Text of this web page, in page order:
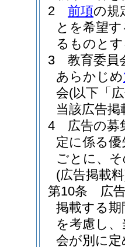
2
前項の規
とを希望
るものと
3
教育委員
あらかじめ
会(以下「
当該広告
4
広告の募
定に係る
ごとに、
(広告掲載
第10条
広
掲載する
を考慮し
会が別に